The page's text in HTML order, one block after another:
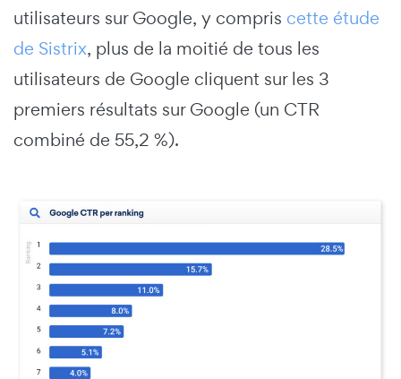
utilisateurs sur Google, y compris cette étude
de Sistrix, plus de la moitié de tous les
utilisateurs de Google cliquent sur les 3
premiers résultats sur Google (un CTR
combiné de 55,2 %).